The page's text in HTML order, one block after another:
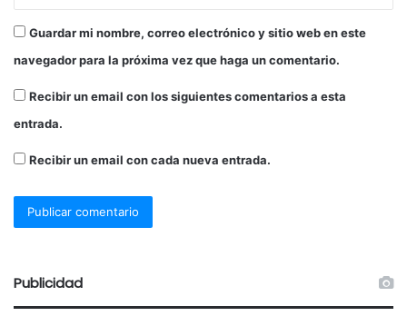
Guardar mi nombre, correo electrónico y sitio web en este
navegador para la próxima vez que haga un comentario.
Recibir un email con los siguientes comentarios a esta
entrada.
Recibir un email con cada nueva entrada.
Publicidad